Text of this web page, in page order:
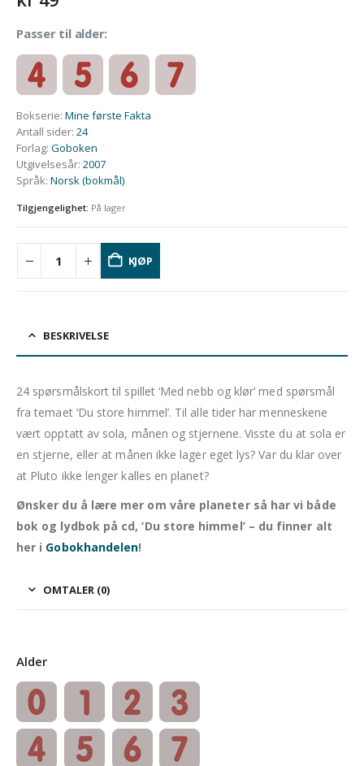
Passer til alder:
Bokserie: Mine første Fakta
Antall sider: 24
Forlag: Goboken
Utgivelsesår: 2007
Språk: Norsk (bokmål)
Tilgjengelighet: På lager
KJØP
BESKRIVELSE
24 spørsmålskort til spillet ‘Med nebb og klør’ med spørsmål
fra temaet ‘Du store himmel’. Til alle tider har menneskene
vært opptatt av sola, månen og stjernene. Visste du at sola er
en stjerne, eller at månen ikke lager eget lys? Var du klar over
at Pluto ikke lenger kalles en planet?
Ønsker du å lære mer om våre planeter så har vi både
bok og lydbok på cd, ‘Du store himmel’ – du finner alt
her i Gobokhandelen!
OMTALER (0)
Alder